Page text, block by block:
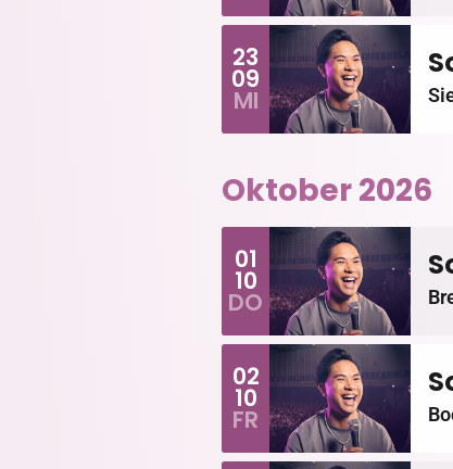
23
09
MI
Oktober 2026
01
10
DO
02
10
FR